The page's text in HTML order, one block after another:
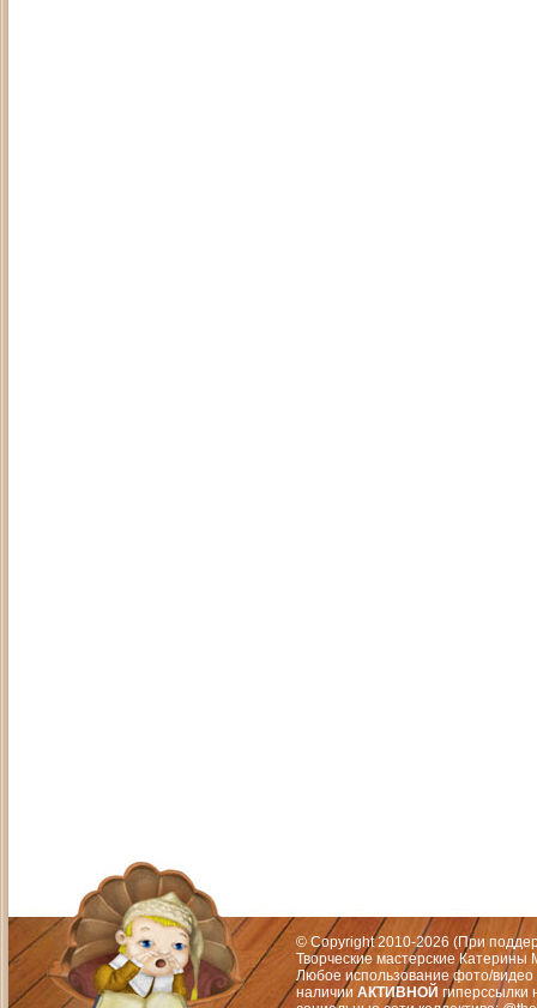
© Copyright 2010-2026 (При
Творческие мастерские
Любое использование фото/видео
наличии АКТИВНОЙ гиперссылки